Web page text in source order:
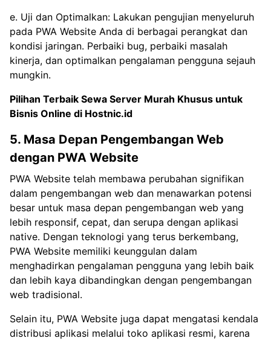
e. Uji dan Optimalkan: Lakukan pengujian menyeluruh
pada PWA Website Anda di berbagai perangkat dan
kondisi jaringan. Perbaiki bug, perbaiki masalah
kinerja, dan optimalkan pengalaman pengguna sejauh
mungkin.
Pilihan Terbaik Sewa Server Murah Khusus untuk
Bisnis Online di Hostnic.id
5. Masa Depan Pengembangan Web
dengan PWA Website
PWA Website telah membawa perubahan signifikan
dalam pengembangan web dan menawarkan potensi
besar untuk masa depan pengembangan web yang
lebih responsif, cepat, dan serupa dengan aplikasi
native. Dengan teknologi yang terus berkembang,
PWA Website memiliki keunggulan dalam
menghadirkan pengalaman pengguna yang lebih baik
dan lebih kaya dibandingkan dengan pengembangan
web tradisional.
Selain itu, PWA Website juga dapat mengatasi kendala
distribusi aplikasi melalui toko aplikasi resmi, karena